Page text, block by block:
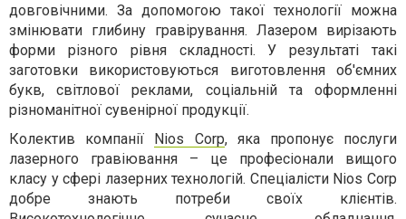
довговічними. За допомогою такої технології можна
змінювати глибину гравірування. Лазером вирізають
форми різного рівня складності. У результаті такі
заготовки використовуються виготовлення об'ємних
букв, світлової реклами, соціальній та оформленні
різноманітної сувенірної продукції.
Колектив компанії
Nios Corp, яка пропонує послуги
лазерного гравіювання – це професіонали вищого
класу у сфері лазерних технологій. Спеціалісти Nios Corp
добре знають потреби своїх клієнтів.